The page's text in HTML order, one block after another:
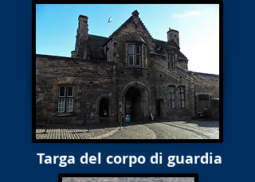
Targa del corpo di guardia